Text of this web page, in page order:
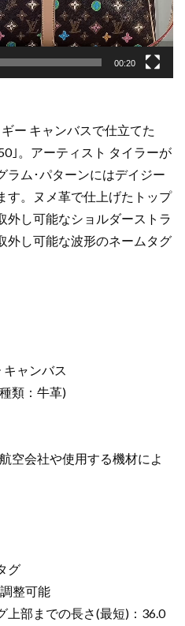
00:20
ー キャンバスで仕立てた
｣。アーティスト タイラーが
ラム･パターンにはデイジー
す。ヌメ革で仕上げたトップ
外し可能なショルダーストラ
外し可能な波形のネームタグ
ャンバス
類：牛革)
空会社や使用する機材によ
グ
整可能
上部までの長さ(最短)：36.0